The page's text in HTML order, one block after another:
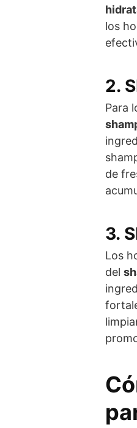
los
2.
Para
de
3.
Los
del